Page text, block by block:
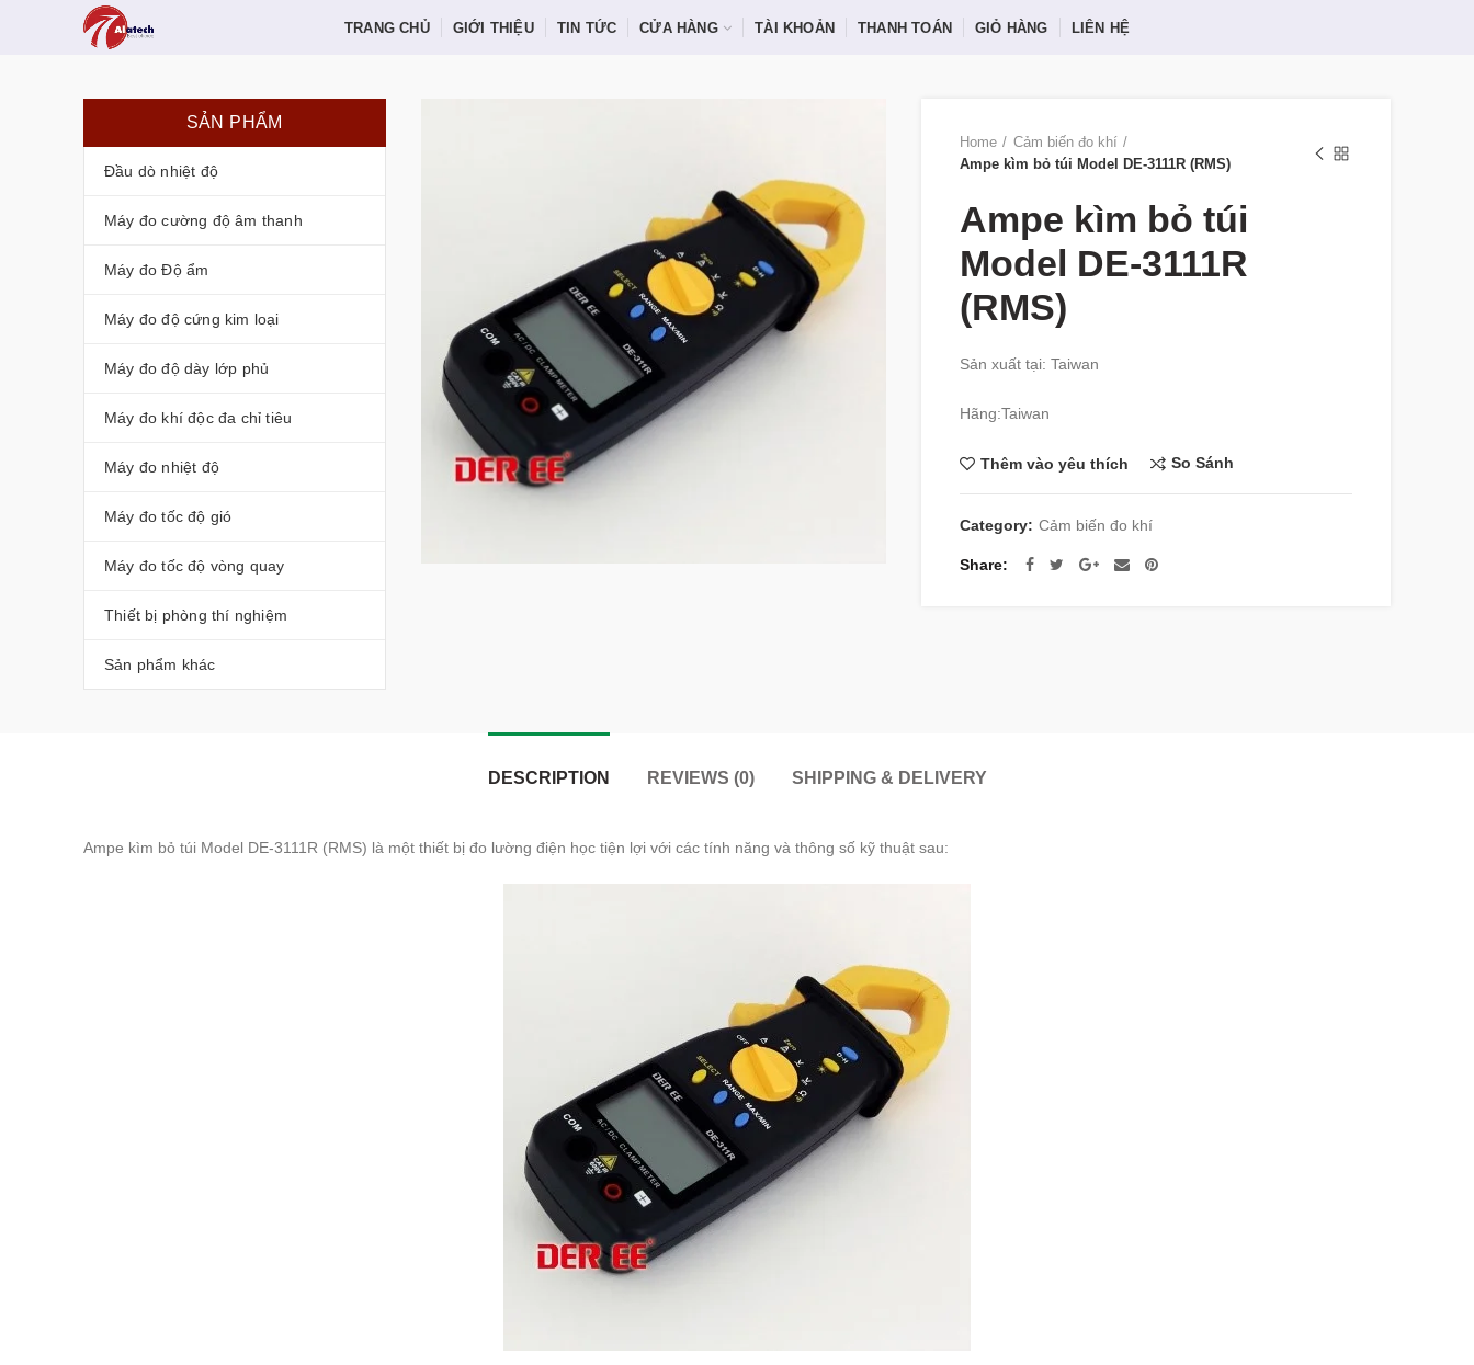
TRANG CHỦ GIỚI THIỆU TIN TỨC CỬA HÀNG TÀI KHOẢN THANH TOÁN GIỎ HÀNG LIÊN HỆ
Home
Cảm biến đo khí
Ampe kìm bỏ túi Model DE-3111R (RMS)
Ampe kìm bỏ túi
Model DE-3111R
(RMS)
Sản xuất tại: Taiwan
Hãng:Taiwan
Thêm vào yêu thích So Sánh
Category: Cảm biến đo khí
Share
SẢN PHẨM
Đầu dò nhiệt độ
Máy đo cường độ âm thanh
Máy đo Độ ẩm
Máy đo độ cứng kim loại
Máy đo độ dày lớp phủ
Máy đo khí độc đa chỉ tiêu
Máy đo nhiệt độ
Máy đo tốc độ gió
Máy đo tốc độ vòng quay
Thiết bị phòng thí nghiệm
Sản phẩm khác
DESCRIPTION REVIEWS (0) SHIPPING & DELIVERY
Ampe kìm bỏ túi Model DE-3111R (RMS) là một thiết bị đo lường điện học tiện lợi với các tính năng và thông số kỹ thuật sau: